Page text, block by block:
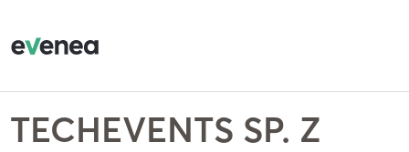
TECHEVENTS SP. Z